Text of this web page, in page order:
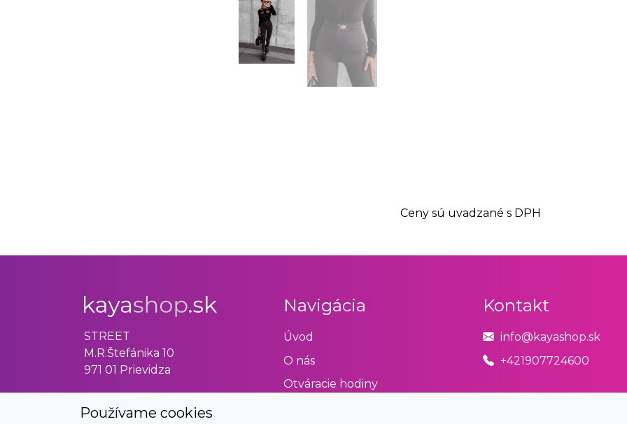
Ceny sú uvadzané s DPH
Používame cookies
STREET
M.R.Štefánika 10
971 01 Prievidza
Navigácia
Úvod
O nás
Otváracie hodiny
Kontakt
info@kayashop.sk
+421907724600